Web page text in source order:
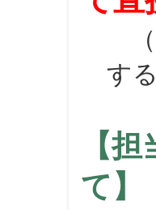
（
す
【
て】